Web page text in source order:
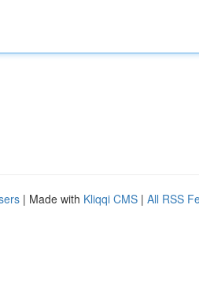
| Made with Kliqqi CMS | All RSS